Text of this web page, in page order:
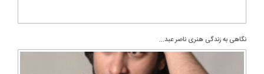
نگاهی به زندگی هنری ناصر عبد...